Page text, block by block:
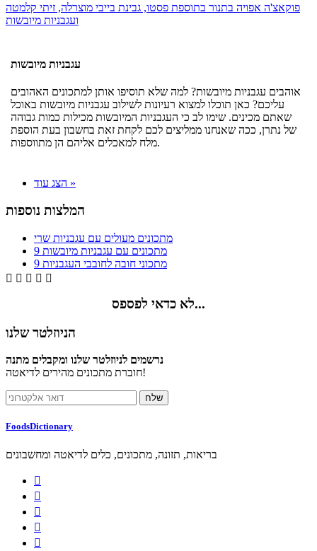
פוקאצ'ה אפויה בתנור בתוספת פסטו, גבינת בייבי מוצרלה, זיתי קלמטה
ועגבניות מיובשות
עגבניות מיובשות
אוהבים עגבניות מיובשות? למה שלא תוסיפו אותן למתכונים האהובים
עליכם? כאן תוכלו למצוא רעיונות לשילוב עגבניות מיובשות באוכל
שאתם מכינים. שימו לב כי העגבניות המיובשות מכילות כמות גבוהה
של נתרן, ככה שאנחנו ממליצים לכם לקחת זאת בחשבון בעת הוספת
מלח למאכלים אליהם הן מתווספות.
הצג עוד »
המלצות נוספות
מתכונים מעולים עם עגבניות שרי
9 מתכונים עם עגבניות מיובשות
9 מתכוני חובה לחובבי העגבניות
    
לא כדאי לפספס...
הניוזלטר שלנו
נרשמים לניוזלטר שלנו ומקבלים מתנה
חוברת מתכונים מהירים לדיאטה!
FoodsDictionary
בריאות, תזונה, מתכונים, כלים לדיאטה ומחשבונים




